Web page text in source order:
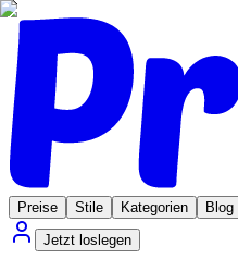
Preise Stile Kategorien
Blog
Jetzt loslegen